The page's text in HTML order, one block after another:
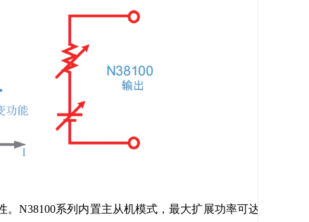
N38100系列内置主从机模式，最大扩展功率可达1.8MW